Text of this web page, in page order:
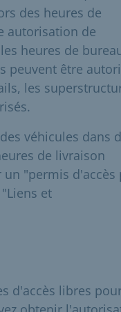
des heures de
autorisation de
heures de
peuvent être
les
véhicules dans
de livraison
un "permis d'accès
et
d'accès libres